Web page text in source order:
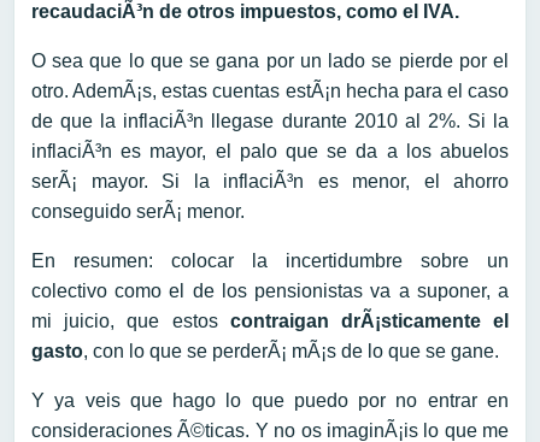
recaudaciÃ³n de otros impuestos, como el IVA.
O sea que lo que se gana por un lado se pierde por el
otro. AdemÃ¡s, estas cuentas estÃ¡n hecha para el caso
de que la inflaciÃ³n llegase durante 2010 al 2%. Si la
inflaciÃ³n es mayor, el palo que se da a los abuelos
serÃ¡ mayor. Si la inflaciÃ³n es menor, el ahorro
conseguido serÃ¡ menor.
En resumen: colocar la incertidumbre sobre un
colectivo como el de los pensionistas va a suponer, a
mi juicio, que estoscontraigan drÃ¡sticamente el
gasto, con lo que se perderÃ¡ mÃ¡s de lo que se gane.
Y ya veis que hago lo que puedo por no entrar en
consideraciones Ã©ticas. Y no os imaginÃ¡is lo que me